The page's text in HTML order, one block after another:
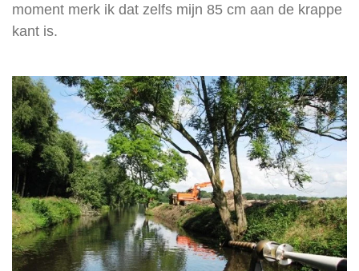
moment merk ik dat zelfs mijn 85 cm aan de krappe
kant is.